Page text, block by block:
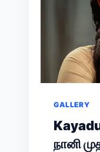
GALLERY
நானி